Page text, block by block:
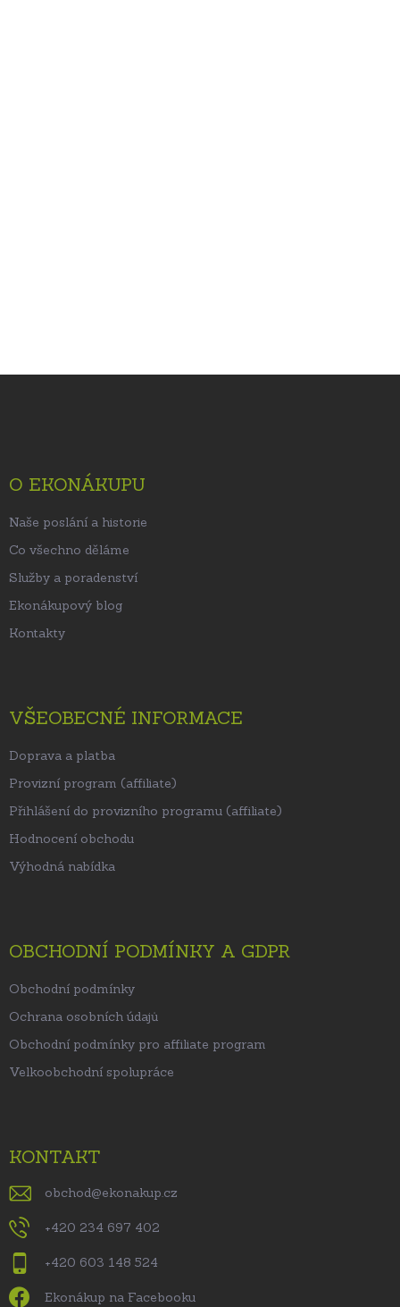
O EKONÁKUPU
Naše poslání a historie
Co všechno děláme
Služby a poradenství
Ekonákupový blog
Kontakty
VŠEOBECNÉ INFORMACE
Doprava a platba
Provizní program (affiliate)
Přihlášení do provizního programu (affiliate)
Hodnocení obchodu
Výhodná nabídka
OBCHODNÍ PODMÍNKY A GDPR
Obchodní podmínky
Ochrana osobních údajů
Obchodní podmínky pro affiliate program
Velkoobchodní spolupráce
KONTAKT
obchod@ekonakup.cz
+420 234 697 402
+420 603 148 524
Ekonákup na Facebooku